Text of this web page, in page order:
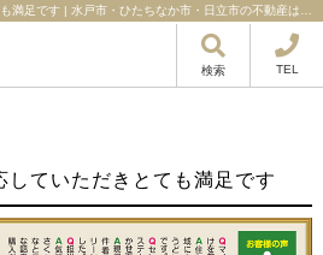
検索 TEL
していただきとても満足です